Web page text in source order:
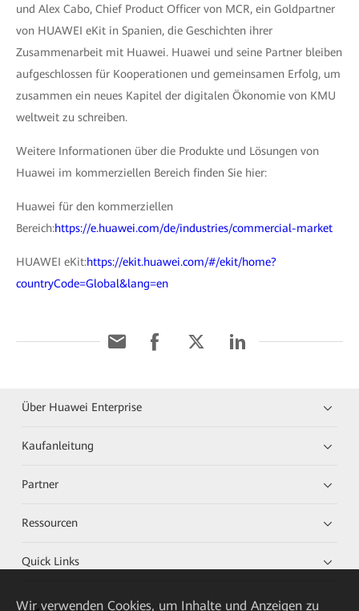
und Alex Cabo, Chief Product Officer von MCR, ein Goldpartner
von HUAWEI eKit in Spanien, die Geschichten ihrer
Zusammenarbeit mit Huawei. Huawei und seine Partner bleiben
aufgeschlossen für Kooperationen und gemeinsamen Erfolg, um
zusammen ein neues Kapitel der digitalen Ökonomie von KMU
weltweit zu schreiben.
Weitere Informationen über die Produkte und Lösungen von
Huawei im kommerziellen Bereich finden Sie hier:
Huawei für den kommerziellen
Bereich:https://e.huawei.com/de/industries/commercial-market
HUAWEI eKit:https://ekit.huawei.com/#/ekit/home?
countryCode=Global&lang=en
Über Huawei Enterprise
Kaufanleitung
Partner
Ressourcen
Quick Links
Wir verwenden Cookies, um Inhalte und Anzeigen zu